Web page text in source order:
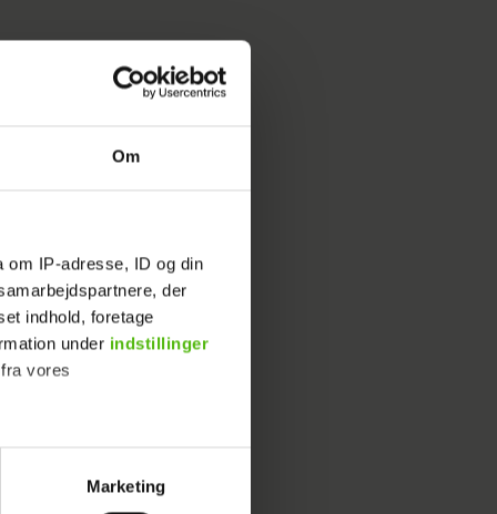
Om
IP-adresse, ID og din
der
indhold, foretage
under indstillinger
vores
indhold til dig.
Marketing